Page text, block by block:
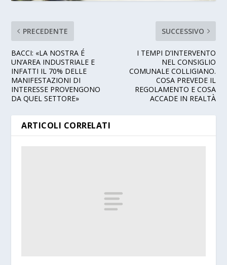
PRECEDENTE
BACCI: «LA NOSTRA É
UN’AREA INDUSTRIALE E
INFATTI IL 70% DELLE
MANIFESTAZIONI DI
INTERESSE PROVENGONO
DA QUEL SETTORE»
SUCCESSIVO
I TEMPI D’INTERVENTO
NEL CONSIGLIO
COMUNALE COLLIGIANO.
COSA PREVEDE IL
REGOLAMENTO E COSA
ACCADE IN REALTÀ
ARTICOLI CORRELATI